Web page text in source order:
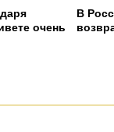
очень
В